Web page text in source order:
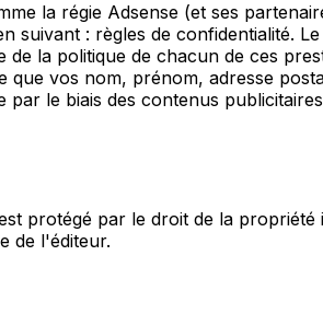
la régie Adsense (et ses
: règles de confidentialité.
la politique de chacun de ces
vos nom, prénom, adresse
le biais des contenus
protégé par le droit de la
de l'éditeur.